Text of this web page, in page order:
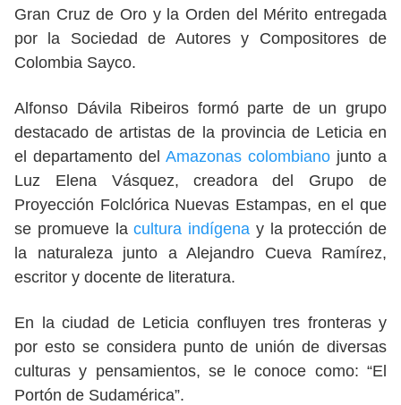
Gran Cruz de Oro y la Orden del Mérito entregada
por la Sociedad de Autores y Compositores de
Colombia Sayco.
Alfonso Dávila Ribeiros formó parte de un grupo
destacado de artistas de la provincia de Leticia en
el departamento del Amazonas colombiano junto a
Luz Elena Vásquez, creadora del Grupo de
Proyección Folclórica Nuevas Estampas, en el que
se promueve lacultura indígena y la protección de
la naturaleza junto a Alejandro Cueva Ramírez,
escritor y docente de literatura.
En la ciudad de Leticia confluyen tres fronteras y
por esto se considera punto de unión de diversas
culturas y pensamientos, se le conoce como: “El
Portón de Sudamérica”.